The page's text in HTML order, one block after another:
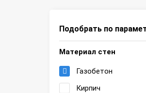
Подобрать по
Материал стен
Газобетон
Кирпич